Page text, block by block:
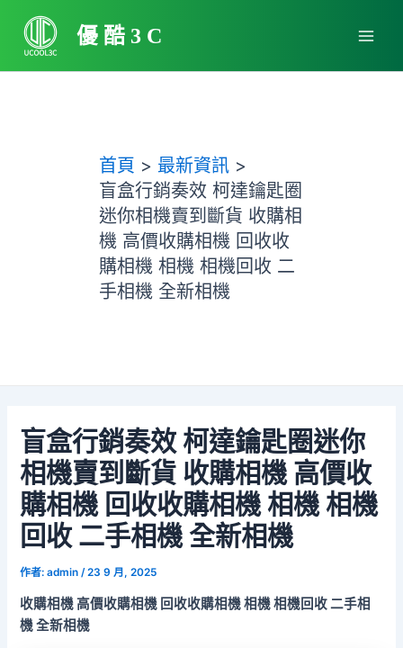
要
優酷3C
首頁
最新資訊
盲盒行銷奏效 柯達鑰匙圈
迷你相機賣到斷貨 收購相
機 高價收購相機 回收收
購相機 相機 相機回收 二
手相機 全新相機
盲盒行銷奏效 柯達鑰匙圈迷你
相機賣到斷貨 收購相機 高價收
購相機 回收收購相機 相機 相機
回收 二手相機 全新相機
作者:admin/23 9 月, 2025
收購相機 高價收購相機 回收收購相機 相機 相機回收 二手相
機 全新相機